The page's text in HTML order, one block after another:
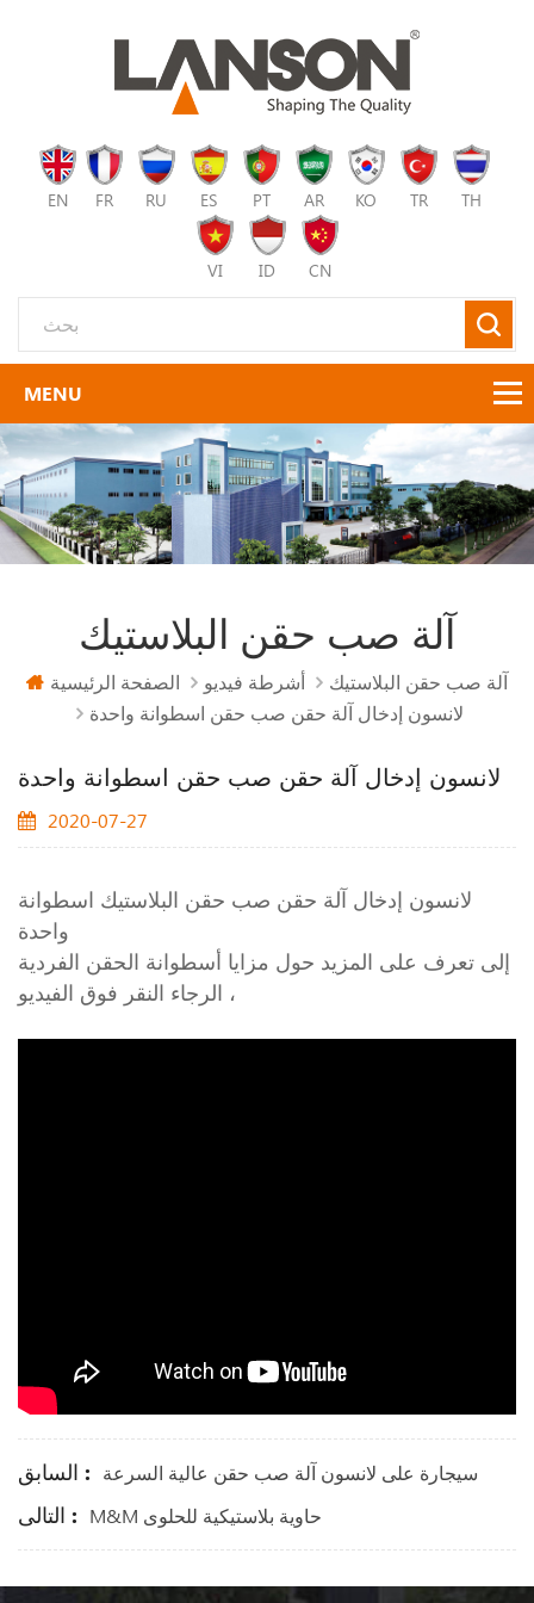
EN FR RU ES PT AR KO TR TH
VI ID CN
آلة صب حقن البلاستيك
الصفحة الرئيسية أشرطة فيديو
آلة صب حقن البلاستيك
لانسون إدخال آلة حقن صب حقن اسطوانة واحدة
لانسون إدخال آلة حقن صب حقن اسطوانة واحدة
2020-07-27
لانسون إدخال آلة حقن صب حقن البلاستيك اسطوانة
واحدة
إلى تعرف على المزيد حول مزايا أسطوانة الحقن الفردية
، الرجاء النقر فوق الفيديو
السابق : سيجارة على لانسون آلة صب حقن عالية السرعة
التالى : M&M حاوية بلاستيكية للحلوى